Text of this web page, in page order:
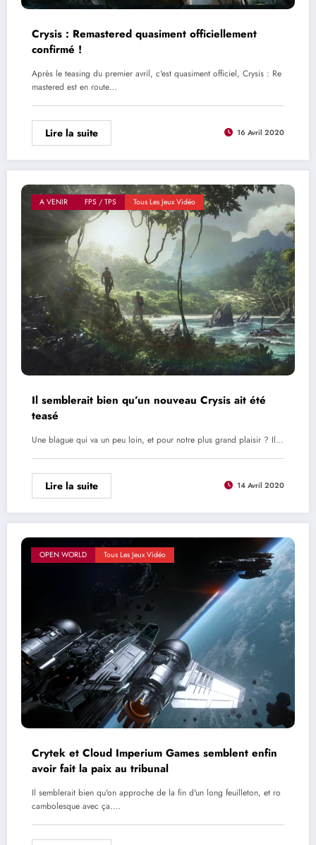
Crysis : Remastered quasiment officiellement
confirmé !
Après le teasing du premier avril, c'est quasiment officiel, Crysis : Re
mastered est en route…
Lire la suite 16 Avril 2020
A VENIR FPS / TPS Tous Les Jeux Vidéo
Il semblerait bien qu’un nouveau Crysis ait été
teasé
Une blague qui va un peu loin, et pour notre plus grand plaisir ? Il…
Lire la suite 14 Avril 2020
OPEN WORLD Tous Les Jeux Vidéo
Crytek et Cloud Imperium Games semblent enfin
avoir fait la paix au tribunal
Il semblerait bien qu'on approche de la fin d'un long feuilleton, et ro
cambolesque avec ça.…